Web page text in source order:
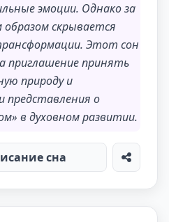
эмоции. Однако за
скрывается
Этот сон
приглашение принять
природу и
представления о
в духовном развитии.
сна